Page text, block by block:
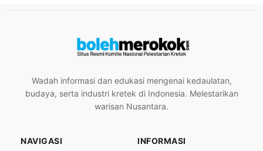
Wadah informasi dan edukasi mengenai kedaulatan,
budaya, serta industri kretek di Indonesia. Melestarikan
warisan Nusantara.
NAVIGASI INFORMASI